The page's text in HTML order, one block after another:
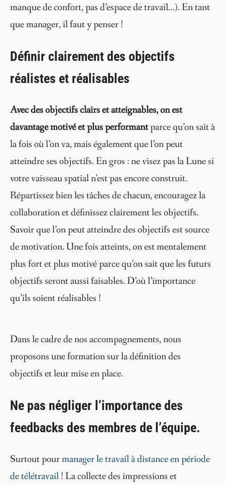
manque de confort, pas d’espace de travail…). En tant
que manager, il faut y penser !
Définir clairement des objectifs
réalistes et réalisables
Avec des objectifs clairs et atteignables, on est
davantage motivé et plus performantparce qu’on sait à
la fois où l’on va, mais également que l’on peut
atteindre ses objectifs. En gros : ne visez pas la Lune si
votre vaisseau spatial n’est pas encore construit.
Répartissez bien les tâches de chacun, encouragez la
collaboration et définissez clairement les objectifs.
Savoir que l’on peut atteindre des objectifs est source
de motivation. Une fois atteints, on est mentalement
plus fort et plus motivé parce qu’on sait que les futurs
objectifs seront aussi faisables. D’où l’importance
qu’ils soient réalisables !
Dans le cadre de nos accompagnements, nous
proposons une formation sur la définition des
objectifs et leur mise en place.
Ne pas négliger l’importance des
feedbacks des membres de l’équipe.
Surtout pourmanager le travail à distance en période
de télétravail! La collecte des impressions et